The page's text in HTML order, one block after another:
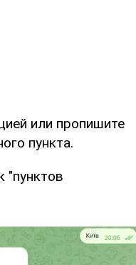
или пропишите
пункта.
"пунктов